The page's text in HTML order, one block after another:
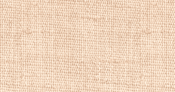
много копий
путешествовать
облачных
обучение на
качестве